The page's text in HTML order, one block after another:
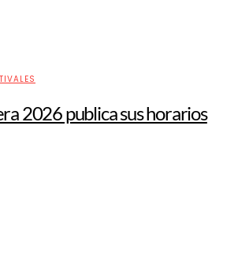
2026 publica sus horarios